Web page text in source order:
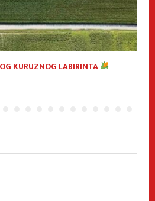
KURUZNOG LABIRINTA